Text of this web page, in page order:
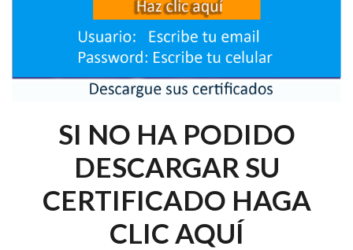
SI NO HA PODIDO
DESCARGAR SU
CERTIFICADO HAGA
CLIC AQUÍ